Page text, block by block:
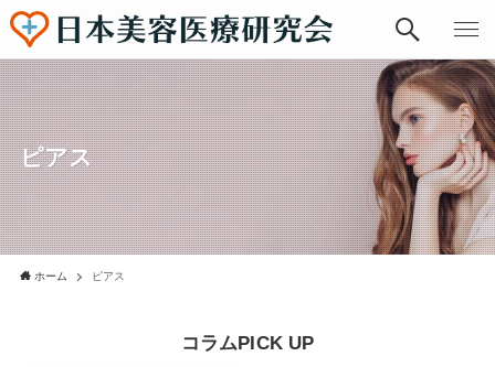
ピアス
ホーム ピアス
コラムPICK UP